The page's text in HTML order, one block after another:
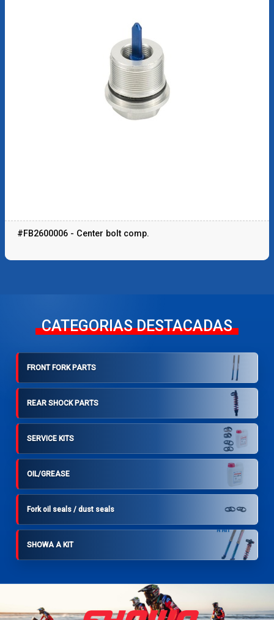
#FB2600006 - Center bolt comp.
CATEGORIAS DESTACADAS
FRONT FORK PARTS
REAR SHOCK PARTS
SERVICE KITS
OIL/GREASE
Fork oil seals / dust seals
SHOWA A KIT